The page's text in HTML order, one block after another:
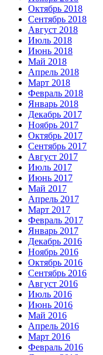
Октябрь 2018
Сентябрь 2018
Август 2018
Июль 2018
Июнь 2018
Май 2018
Апрель 2018
Март 2018
Февраль 2018
Январь 2018
Декабрь 2017
Ноябрь 2017
Октябрь 2017
Сентябрь 2017
Август 2017
Июль 2017
Июнь 2017
Май 2017
Апрель 2017
Март 2017
Февраль 2017
Январь 2017
Декабрь 2016
Ноябрь 2016
Октябрь 2016
Сентябрь 2016
Август 2016
Июль 2016
Июнь 2016
Май 2016
Апрель 2016
Март 2016
Февраль 2016